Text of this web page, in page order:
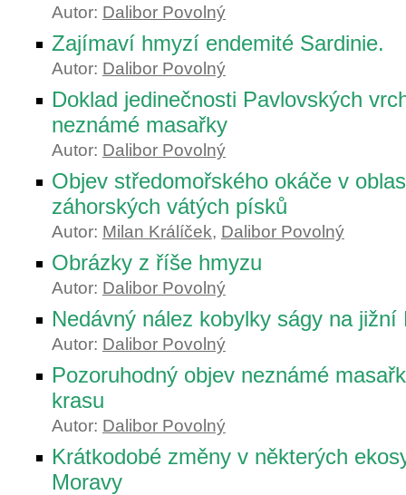
Autor: Dalibor Povolný
Zajímaví hmyzí endemité Sardinie.
Autor: Dalibor Povolný
Doklad jedinečnosti Pavlovských
neznámé masařky
Autor: Dalibor Povolný
Objev středomořského okáče v
záhorských vátých písků
Autor: Milan Králíček, Dalibor Povolný
Obrázky z říše hmyzu
Autor: Dalibor Povolný
Nedávný nález kobylky ságy na jižní
Autor: Dalibor Povolný
Pozoruhodný objev neznámé
krasu
Autor: Dalibor Povolný
Krátkodobé změny v některých
Moravy